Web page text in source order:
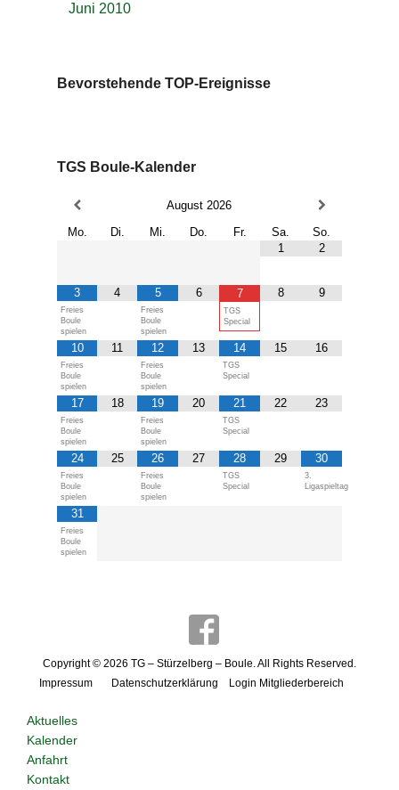
Juni 2010
Bevorstehende TOP-Ereignisse
TGS Boule-Kalender
August 2026
Mo.
Di. Mi. Do. Fr. Sa.
So.
1
2
3
Freies
Boule
spielen
4 5
Freies
Boule
spielen
6 7
TGS
Special
8 9
10
Freies
Boule
spielen
11 12
Freies
Boule
spielen
13 14
TGS
Special
15 16
17
Freies
Boule
spielen
18 19
Freies
Boule
spielen
20 21
TGS
Special
22 23
24
Freies
Boule
spielen
25 26
Freies
Boule
spielen
27 28
TGS
Special
29 30
3.
Ligaspieltag
31
Freies
Boule
spielen
Copyright © 2026 TG – Stürzelberg – Boule. All Rights Reserved.
Impressum
Datenschutzerklärung Login Mitgliederbereich
Aktuelles
Kalender
Anfahrt
Kontakt